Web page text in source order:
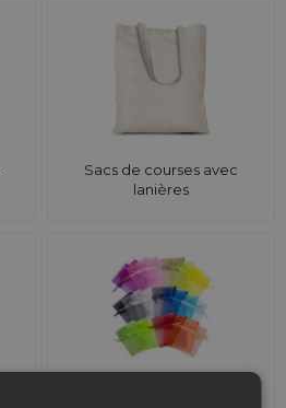
Sacs de courses avec
lanières